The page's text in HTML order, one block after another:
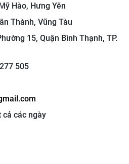
Hào, Hưng Yên
Thành, Vũng Tàu
15, Quận Bình Thạnh, TP.
505
cả các ngày